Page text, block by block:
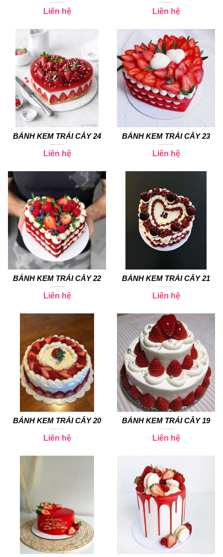
Liên hệ Liên hệ
BÁNH KEM TRÁI CÂY 24
Liên hệ
BÁNH KEM TRÁI CÂY 23
Liên hệ
BÁNH KEM TRÁI CÂY 22
Liên hệ
BÁNH KEM TRÁI CÂY 21
Liên hệ
BÁNH KEM TRÁI CÂY 20
Liên hệ
BÁNH KEM TRÁI CÂY 19
Liên hệ